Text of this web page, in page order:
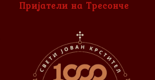
Пријатели на Тресонче